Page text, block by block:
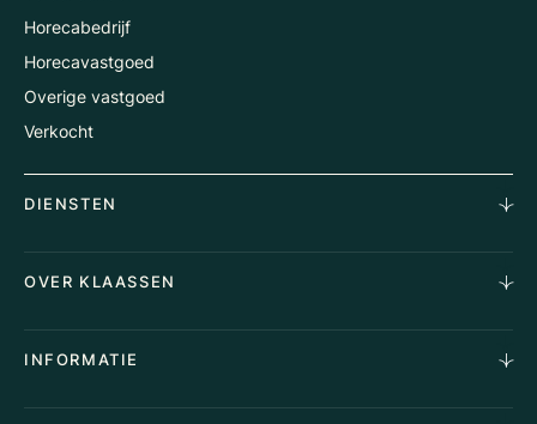
Horecabedrijf
Horecavastgoed
Overige vastgoed
Verkocht
DIENSTEN
Aankoopopdracht
Stille verkoop
Taxaties
OVER KLAASSEN
Waarom Klaassen
INFORMATIE